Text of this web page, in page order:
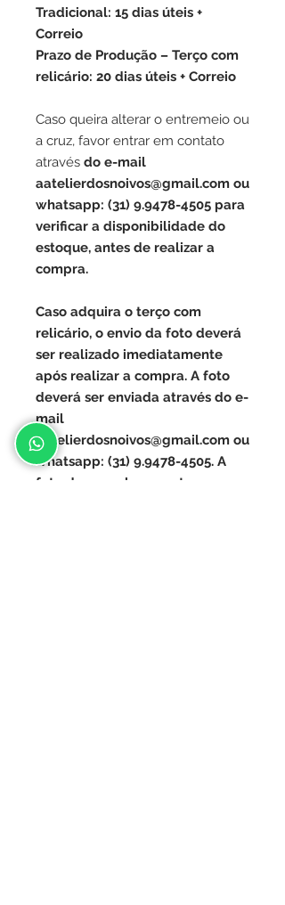
Tradicional: 15 dias úteis +
Correio
Prazo de Produção – Terço com
relicário: 20 dias úteis + Correio
Caso queira alterar o entremeio ou
a cruz, favor entrar em contato
através do e-mail
aatelierdosnoivos@gmail.com ou
whatsapp: (31) 9.9478-4505 para
verificar a disponibilidade do
estoque, antes de realizar a
compra.
Caso adquira o terço com
relicário, o envio da foto deverá
ser realizado imediatamente
após realizar a compra. A foto
deverá ser enviada através do e-
mail
aatelierdosnoivos@gmail.com ou
whatsapp: (31) 9.9478-4505. A
foto deve ser boa e estar em